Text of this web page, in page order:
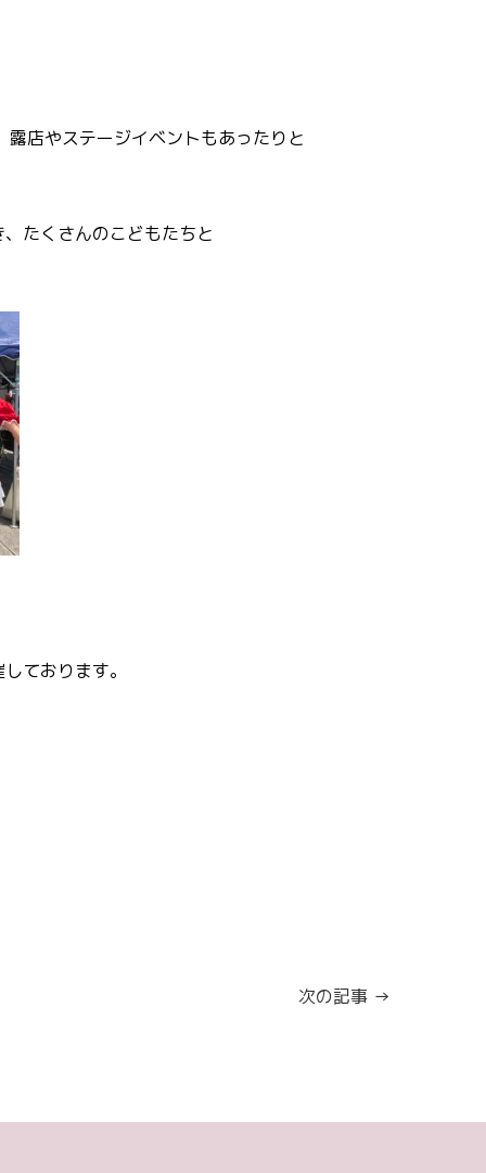
店やステージイベントもあったりと
たくさんのこどもたちと
ております。
次の記事 →